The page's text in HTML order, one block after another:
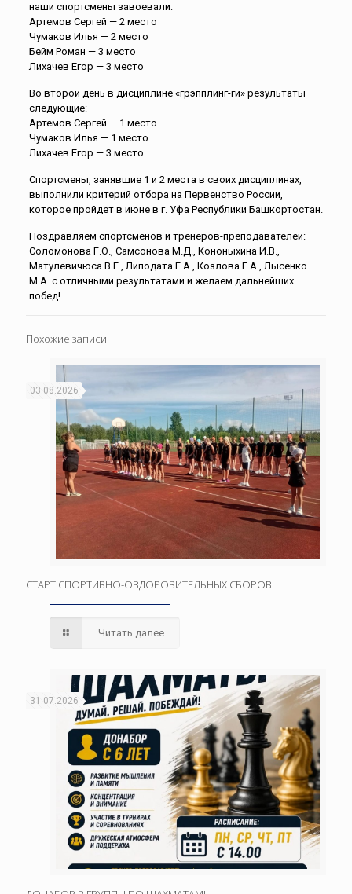
наши спортсмены завоевали:
Артемов Сергей — 2 место
Чумаков Илья — 2 место
Бейм Роман — 3 место
Лихачев Егор — 3 место
Во второй день в дисциплине «грэпплинг-ги» результаты
следующие:
Артемов Сергей — 1 место
Чумаков Илья — 1 место
Лихачев Егор — 3 место
Спортсмены, занявшие 1 и 2 места в своих дисциплинах,
выполнили критерий отбора на Первенство России,
которое пройдет в июне в г. Уфа Республики Башкортостан.
Поздравляем спортсменов и тренеров-преподавателей:
Соломонова Г.О., Самсонова М.Д., Кононыхина И.В.,
Матулевичюса В.Е., Липодата Е.А., Козлова Е.А., Лысенко
М.А. с отличными результатами и желаем дальнейших
побед!
Похожие записи
03.08.2026
СТАРТ СПОРТИВНО-ОЗДОРОВИТЕЛЬНЫХ СБОРОВ!
Читать далее
31.07.2026